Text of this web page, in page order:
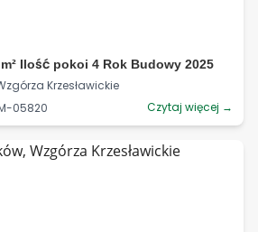
Ilość pokoi 4 Rok Budowy 2025
Krzesławickie
05820
Czytaj więcej →